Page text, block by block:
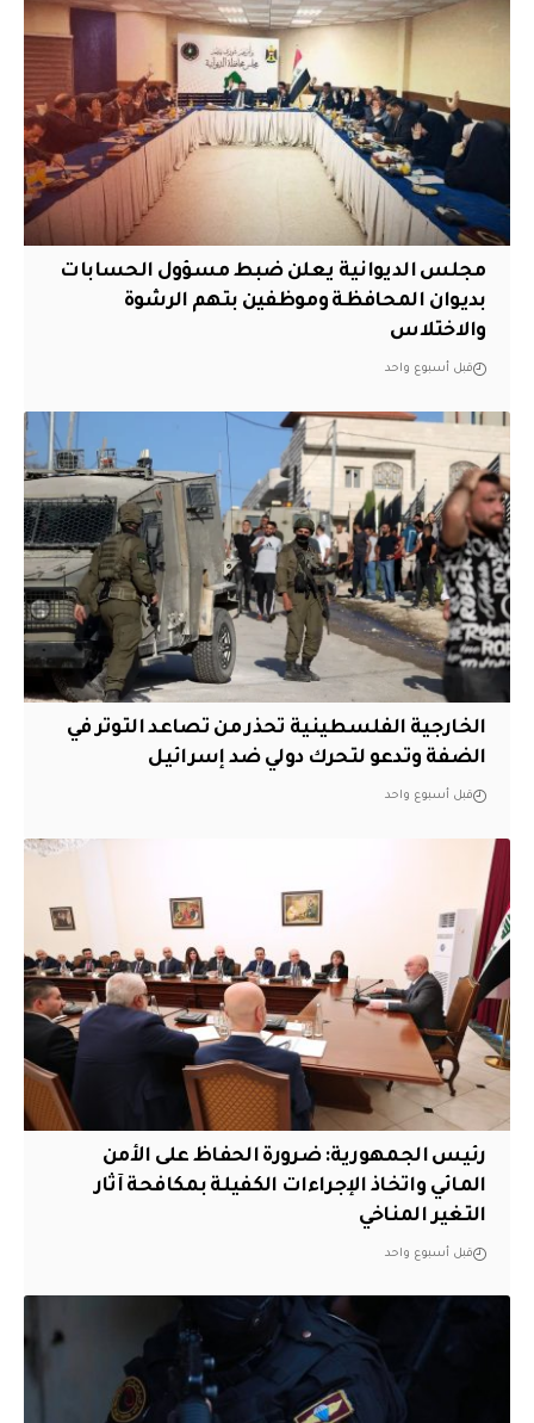
مجلس الديوانية يعلن ضبط مسؤول الحسابات
بديوان المحافظة وموظفين بتهم الرشوة
والاختلاس
قبل أسبوع واحد
الخارجية الفلسطينية تحذر من تصاعد التوتر في
الضفة وتدعو لتحرك دولي ضد إسرائيل
قبل أسبوع واحد
رئيس الجمهورية: ضرورة الحفاظ على الأمن
المائي واتخاذ الإجراءات الكفيلة بمكافحة آثار
التغير المناخي
قبل أسبوع واحد